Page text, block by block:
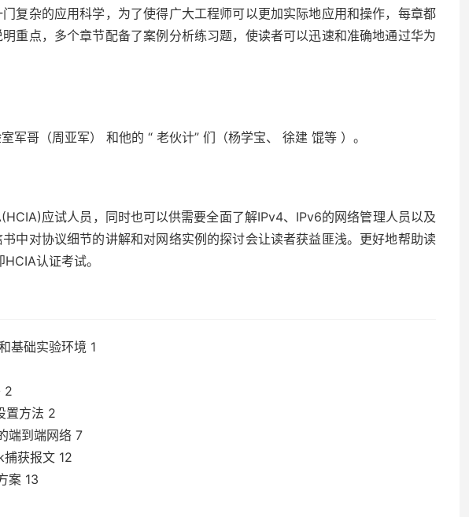
门复杂的应用科学，为了使得广大工程师可以更加实际地应用和操作，每章都
重点，多个章节配备了案例分析练习题，使读者可以迅速和准确地通过华为
军哥（周亚军） 和他的 “ 老伙计” 们（杨学宝、 徐建 馄等 ）。
应试人员，同时也可以供需要全面了解IPv4、IPv6的网络管理人员以及
中对协议细节的讲解和对网络实例的探讨会让读者获益匪浅。更好地帮助读
认证考试。
基础实验环境 1
2
置方法 2
端到端网络 7
获报文 12
案 13